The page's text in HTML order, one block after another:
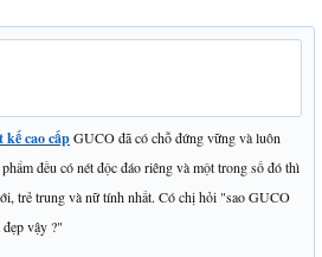
kế cao cấpGUCO đã có chỗ đứng vững và luôn
đều có nét độc đáo riêng và một trong số đó thì
trẻ trung và nữ tính nhất. Có chị hỏi "sao GUCO
vậy ?"